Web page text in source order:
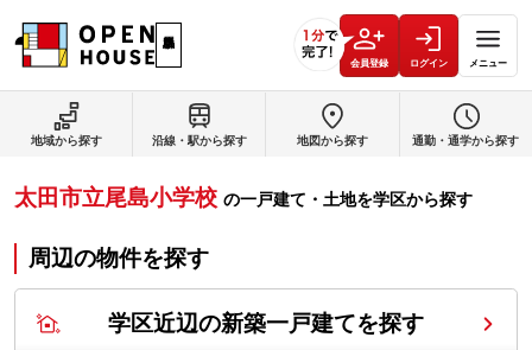
会員登録 ログイン メニュー
地域から探す 沿線・駅から探す 地図から探す 通勤・通学から探す
太田市立尾島小学校 の一戸建て・土地を学区から探す
周辺の物件を探す
学区近辺の新築一戸建てを探す